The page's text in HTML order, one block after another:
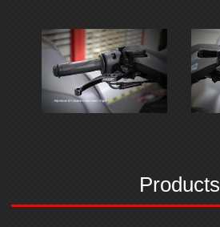
Products